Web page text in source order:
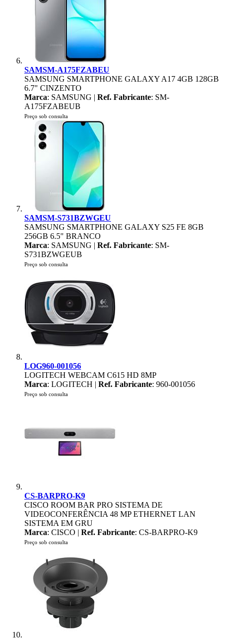
SAMSM-A175FZABEU
SAMSUNG SMARTPHONE GALAXY A17 4GB 128GB
6.7" CINZENTO
Marca: SAMSUNG | Ref. Fabricante: SM-
A175FZABEUB
Preço sob consulta
SAMSM-S731BZWGEU
SAMSUNG SMARTPHONE GALAXY S25 FE 8GB
256GB 6.5" BRANCO
Marca: SAMSUNG | Ref. Fabricante: SM-
S731BZWGEUB
Preço sob consulta
LOG960-001056
LOGITECH WEBCAM C615 HD 8MP
Marca: LOGITECH | Ref. Fabricante: 960-001056
Preço sob consulta
CS-BARPRO-K9
CISCO ROOM BAR PRO SISTEMA DE
VIDEOCONFERÊNCIA 48 MP ETHERNET LAN
SISTEMA EM GRU
Marca: CISCO | Ref. Fabricante: CS-BARPRO-K9
Preço sob consulta